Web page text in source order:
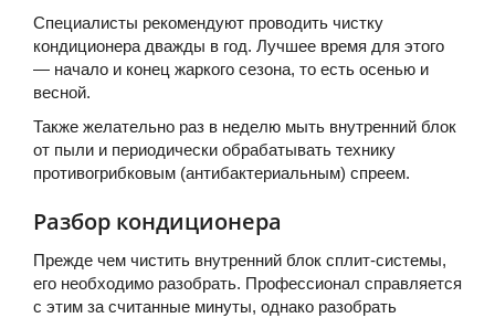
Специалисты рекомендуют проводить чистку
кондиционера дважды в год. Лучшее время для этого
— начало и конец жаркого сезона, то есть осенью и
весной.
Также желательно раз в неделю мыть внутренний блок
от пыли и периодически обрабатывать технику
противогрибковым (антибактериальным) спреем.
Разбор кондиционера
Прежде чем чистить внутренний блок сплит-системы,
его необходимо разобрать. Профессионал справляется
с этим за считанные минуты, однако разобрать